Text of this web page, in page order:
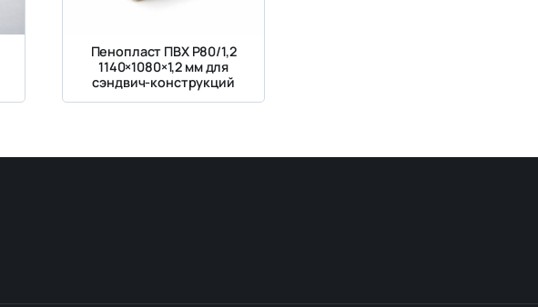
Пенопласт ПВХ Р80/1,2
1140×1080×1,2 мм для
сэндвич-конструкций